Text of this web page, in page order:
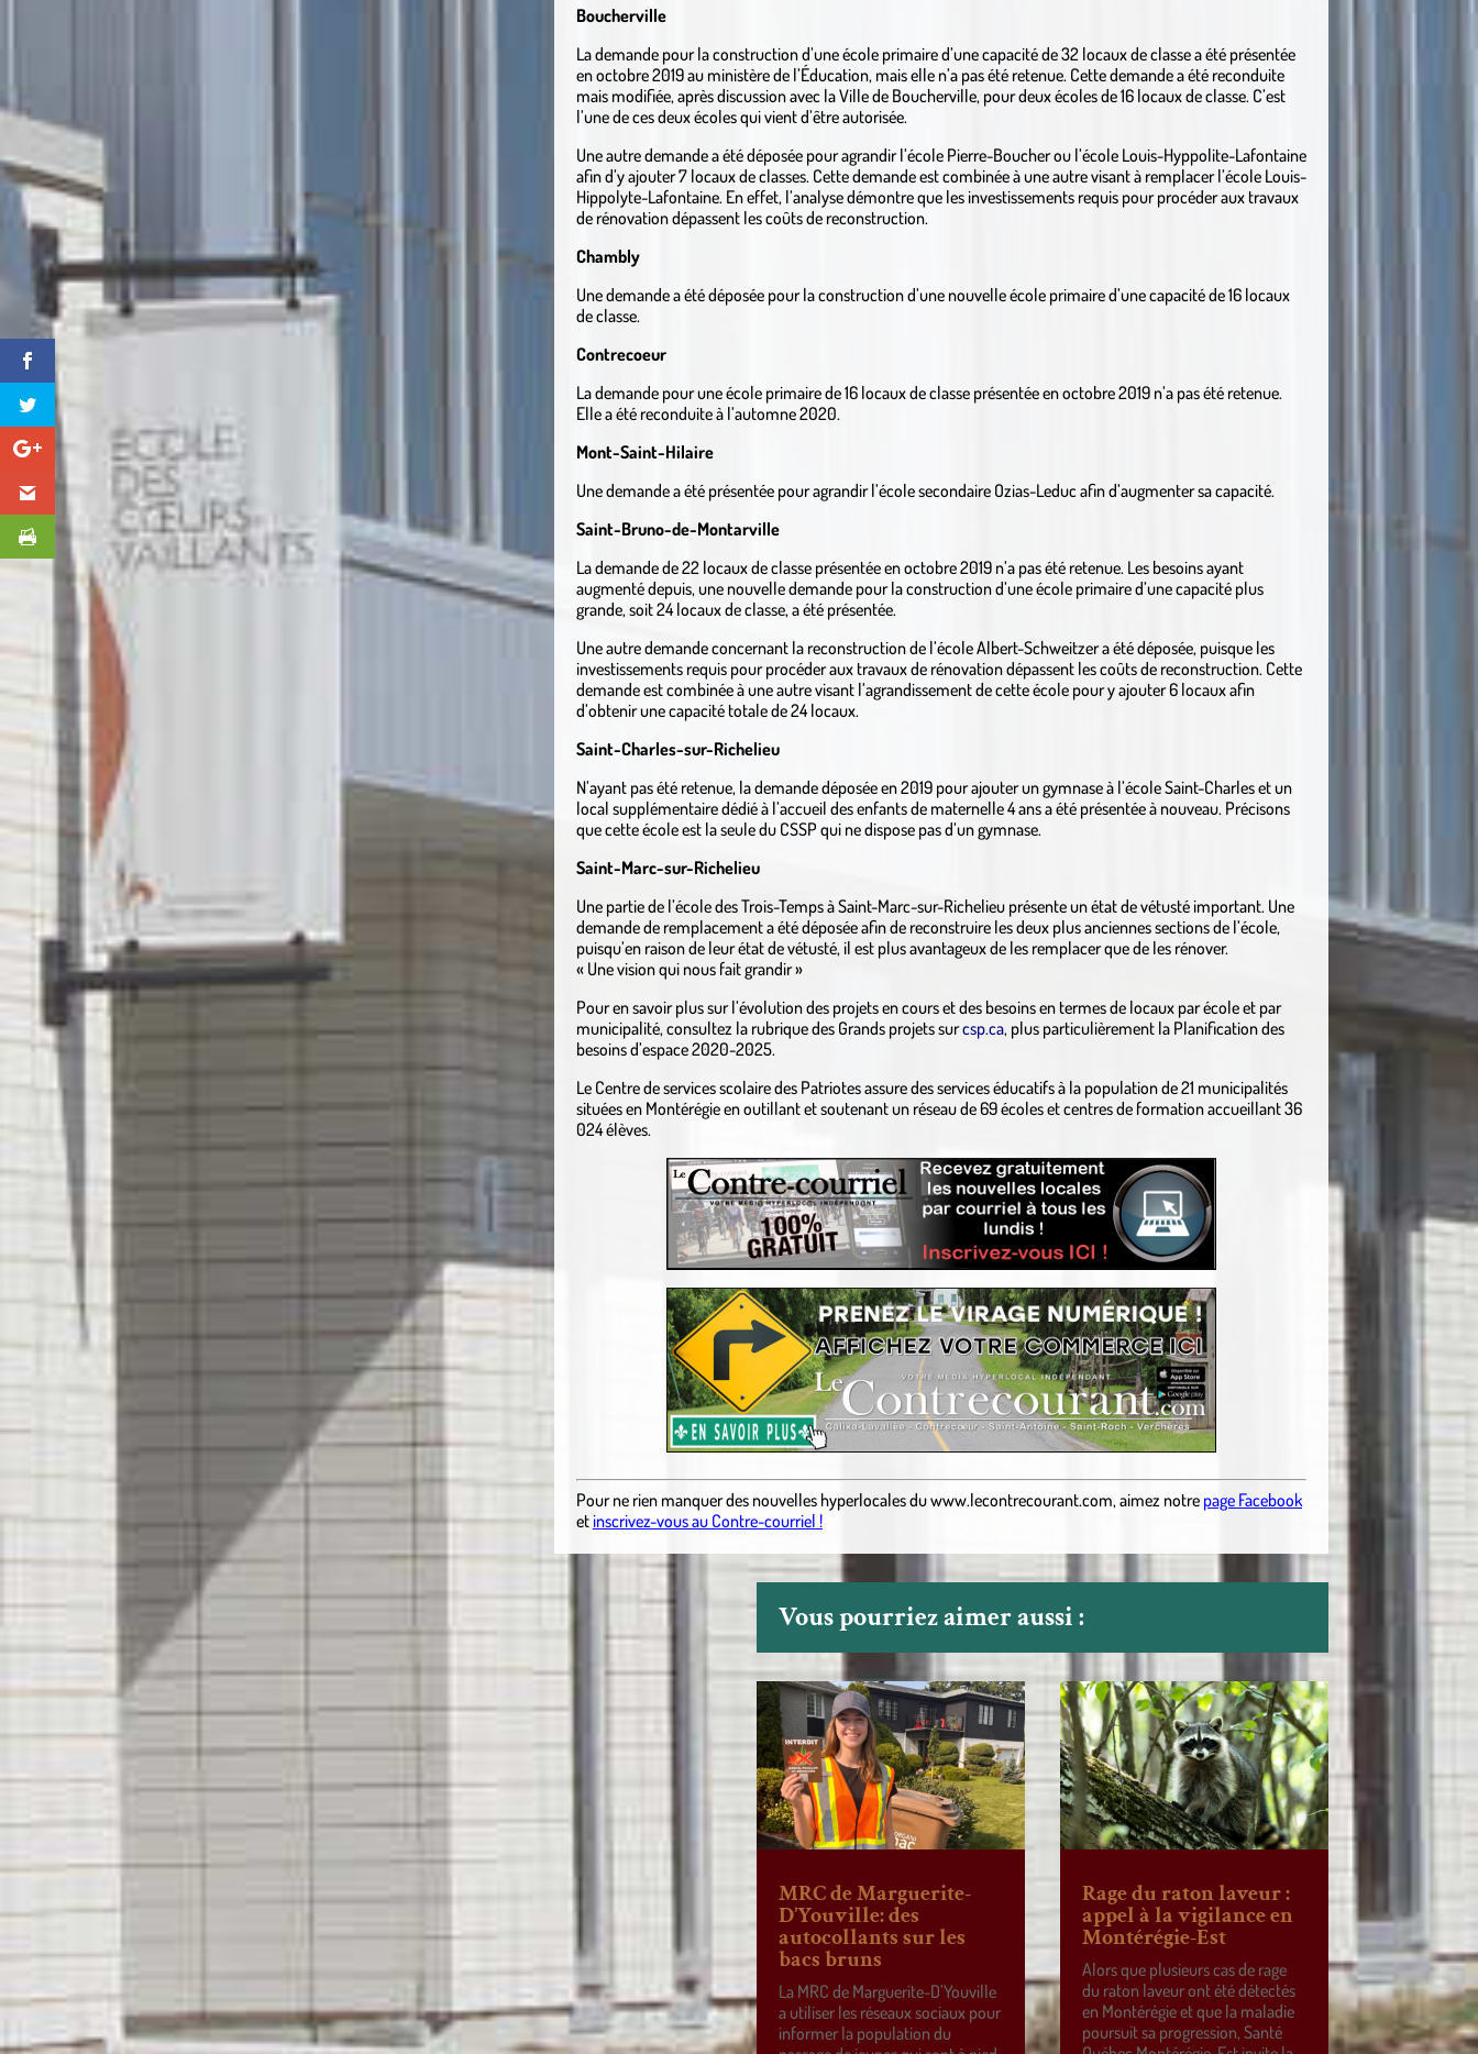
Boucherville
La demande pour la construction d’une école primaire d’une capacité de 32 locaux de classe a été présentée
en octobre 2019 au ministère de l’Éducation, mais elle n’a pas été retenue. Cette demande a été reconduite
mais modifiée, après discussion avec la Ville de Boucherville, pour deux écoles de 16 locaux de classe. C’est
l’une de ces deux écoles qui vient d’être autorisée.
Une autre demande a été déposée pour agrandir l’école Pierre-Boucher ou l’école Louis-Hyppolite-Lafontaine
afin d’y ajouter 7 locaux de classes. Cette demande est combinée à une autre visant à remplacer l’école Louis-
Hippolyte-Lafontaine. En effet, l’analyse démontre que les investissements requis pour procéder aux travaux
de rénovation dépassent les coûts de reconstruction.
Chambly
Une demande a été déposée pour la construction d’une nouvelle école primaire d’une capacité de 16 locaux
de classe.
Contrecoeur
La demande pour une école primaire de 16 locaux de classe présentée en octobre 2019 n’a pas été retenue.
Elle a été reconduite à l’automne 2020.
Mont-Saint-Hilaire
Une demande a été présentée pour agrandir l’école secondaire Ozias-Leduc afin d’augmenter sa capacité.
Saint-Bruno-de-Montarville
La demande de 22 locaux de classe présentée en octobre 2019 n’a pas été retenue. Les besoins ayant
augmenté depuis, une nouvelle demande pour la construction d’une école primaire d’une capacité plus
grande, soit 24 locaux de classe, a été présentée.
Une autre demande concernant la reconstruction de l’école Albert-Schweitzer a été déposée, puisque les
investissements requis pour procéder aux travaux de rénovation dépassent les coûts de reconstruction. Cette
demande est combinée à une autre visant l’agrandissement de cette école pour y ajouter 6 locaux afin
d’obtenir une capacité totale de 24 locaux.
Saint-Charles-sur-Richelieu
N’ayant pas été retenue, la demande déposée en 2019 pour ajouter un gymnase à l’école Saint-Charles et un
local supplémentaire dédié à l’accueil des enfants de maternelle 4 ans a été présentée à nouveau. Précisons
que cette école est la seule du CSSP qui ne dispose pas d’un gymnase.
Saint-Marc-sur-Richelieu
Une partie de l’école des Trois-Temps à Saint-Marc-sur-Richelieu présente un état de vétusté important. Une
demande de remplacement a été déposée afin de reconstruire les deux plus anciennes sections de l’école,
puisqu’en raison de leur état de vétusté, il est plus avantageux de les remplacer que de les rénover.
« Une vision qui nous fait grandir »
Pour en savoir plus sur l’évolution des projets en cours et des besoins en termes de locaux par école et par
municipalité, consultez la rubrique des Grands projets surcsp.ca, plus particulièrement la Planification des
besoins d’espace 2020-2025.
Le Centre de services scolaire des Patriotes assure des services éducatifs à la population de 21 municipalités
situées en Montérégie en outillant et soutenant un réseau de 69 écoles et centres de formation accueillant 36
024 élèves.
Pour ne rien manquer des nouvelles hyperlocalesduwww.lecontrecourant.com,aimez notre page Facebook
etinscrivez-vous au Contre-courriel !
Vous pourriez aimer aussi :
MRC de Marguerite-
D’Youville: des
autocollants sur les
bacs bruns
La MRC de Marguerite-D’Youville
a utiliser les réseaux sociaux pour
informer la population du
Rage du raton laveur :
appel à la vigilance en
Montérégie-Est
Alors que plusieurs cas de rage
du raton laveur ont été détectés
en Montérégie et que la maladie
poursuit sa progression, Santé